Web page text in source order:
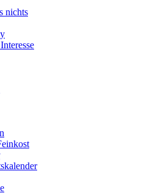
nichts